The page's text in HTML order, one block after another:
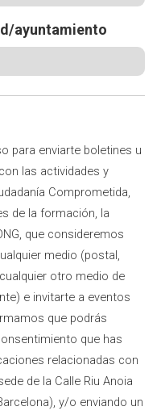
ayuntamiento
para enviarte boletines u
las actividades y
Comprometida,
de la formación, la
que consideremos
medio (postal,
otro medio de
e invitarte a eventos
que podrás
que has
relacionadas con
de la Calle Riu Anoia
y/o enviando un